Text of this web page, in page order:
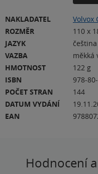
NAKLADATEL
Volvox
ROZMĚR
110 x
JAZYK
čeština
VAZBA
měkká
HMOTNOST
122 g
ISBN
978-
POČET STRAN
144
DATUM VYDÁNÍ
EAN
Hodnocení